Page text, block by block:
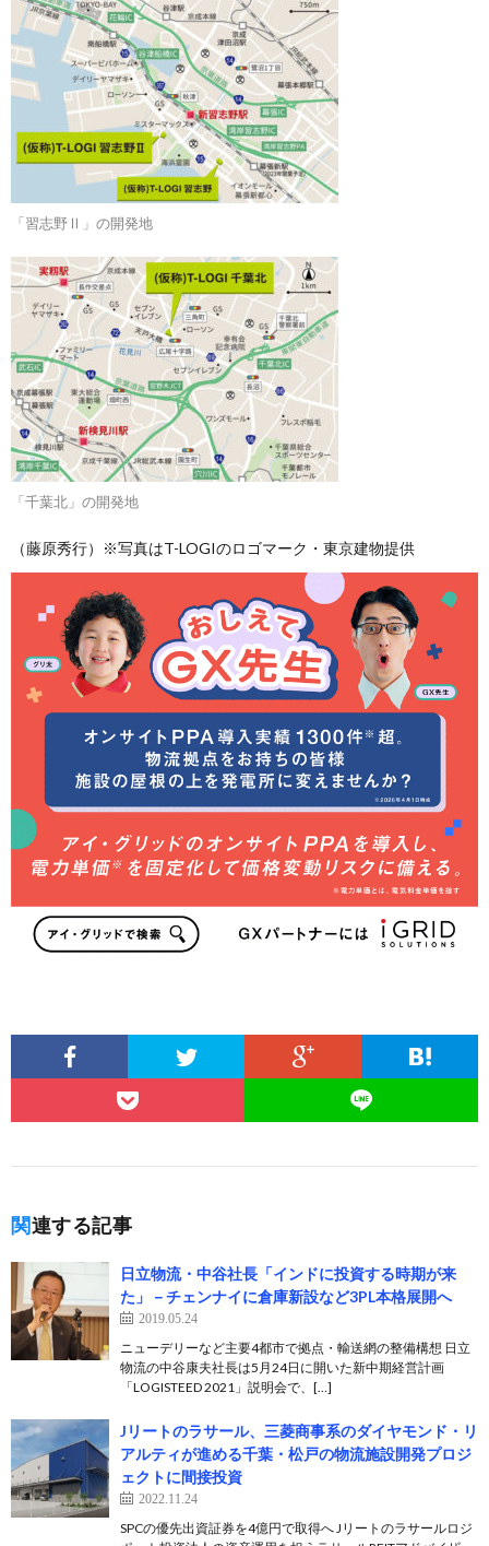
「習志野Ⅱ」の開発地
「千葉北」の開発地
（藤原秀行）※写真はT-LOGIのロゴマーク・東京建物提供
関連する記事
日立物流・中谷社長「インドに投資する時期が来
た」－チェンナイに倉庫新設など3PL本格展開へ
2019.05.24
ニューデリーなど主要4都市で拠点・輸送網の整備構想 日立
物流の中谷康夫社長は5月24日に開いた新中期経営計画
「LOGISTEED 2021」説明会で、[…]
Jリートのラサール、三菱商事系のダイヤモンド・リ
アルティが進める千葉・松戸の物流施設開発プロジ
ェクトに間接投資
2022.11.24
SPCの優先出資証券を4億円で取得へ Jリートのラサールロジ